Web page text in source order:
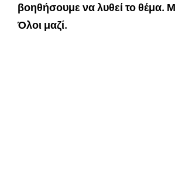
βοηθήσουμε να λυθεί το θέμα.
Όλοι μαζί.